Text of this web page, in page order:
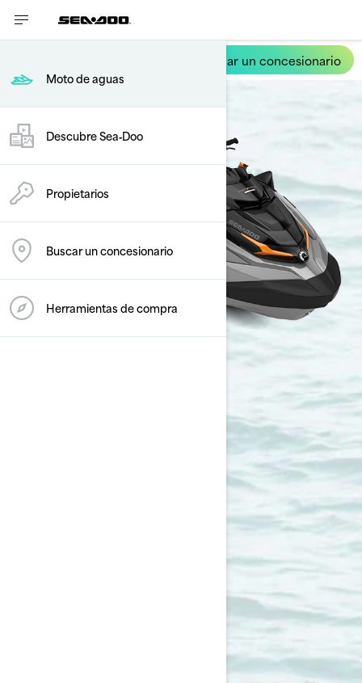
Moto de aguas
Descubre Sea‑Doo
Propietarios
Buscar un concesionario
Herramientas de compra
Buscar un concesionario